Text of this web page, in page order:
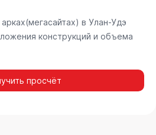
в Улан-Удэ
конструкций и объема
просчёт